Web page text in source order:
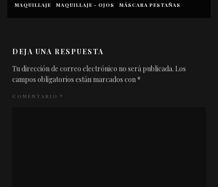
MAQUILLAJE MAQUILLAJE - OJOS MÁSCARA PESTAÑAS
DEJA UNA RESPUESTA
Tu dirección de correo electrónico no será publicada. Los
campos obligatorios están marcados con *
COMENTARIO *